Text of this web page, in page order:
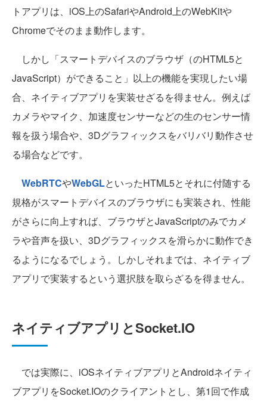
トアプリは、iOS上のSafariやAndroid上のWebKitや
Chromeでそのまま動作します。
しかし「スマートデバイスのブラウザ（のHTML5と
JavaScript）ができること」以上の機能を実現したい場
合、ネイティブアプリを実装せざるを得ません。例えば
カメラやマイク、加速度センサーなどの生のセンサー情
報を扱う場合や、3Dグラフィックスをバリバリ動作させ
る場合などです。
WebRTCやWebGLといったHTML5とそれに付随する
規格がスマートデバイスのブラウザにも実装され、性能
がさらに向上すれば、ブラウザとJavaScriptのみでカメ
ラや音声を扱い、3Dグラフィックスを滑らかに動作でき
るようになるでしょう。しかしそれまでは、ネイティブ
アプリで実装するという選択肢を取らざるを得ません。
ネイティブアプリとSocket.IO
では実際に、iOSネイティブアプリとAndroidネイティ
ブアプリをSocket.IOのクライアントとし、第1回で作成